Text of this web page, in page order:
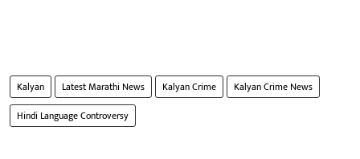
Kalyan Latest Marathi News Kalyan Crime
Kalyan Crime News
Hindi Language Controversy